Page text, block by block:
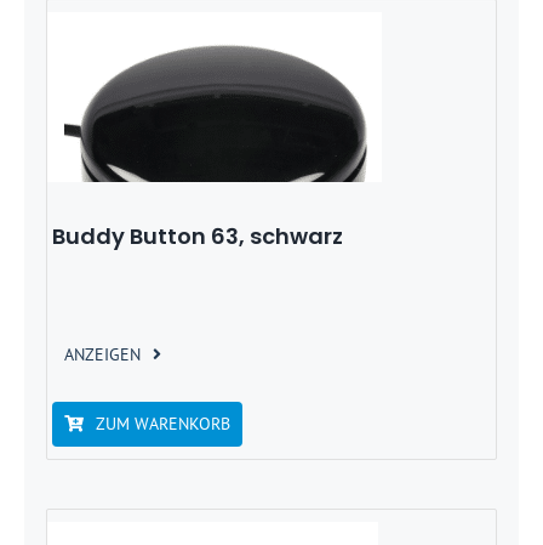
Buddy Button 63, schwarz
ANZEIGEN
ZUM WARENKORB